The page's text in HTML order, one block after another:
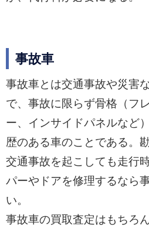
事故車
事故車とは交通事故や災害
で、事故に限らず骨格（フ
ー、インサイドパネルなど
歴のある車のことである。
交通事故を起こしても走行
パーやドアを修理するなら
い。
事故車の買取査定はもちろ